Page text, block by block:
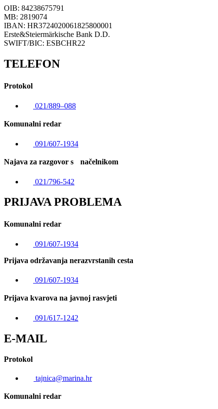
OIB: 84238675791
MB: 2819074
IBAN: HR3724020061825800001
Erste&Steiermärkische Bank D.D.
SWIFT/BIC: ESBCHR22
TELEFON
Protokol
021/889–088
Komunalni redar
091/607-1934
Najava za razgovor s načelnikom
021/796-542
PRIJAVA PROBLEMA
Komunalni redar
091/607-1934
Prijava održavanja nerazvrstanih cesta
091/607-1934
Prijava kvarova na javnoj rasvjeti
091/617-1242
E-MAIL
Protokol
tajnica@marina.hr
Komunalni redar